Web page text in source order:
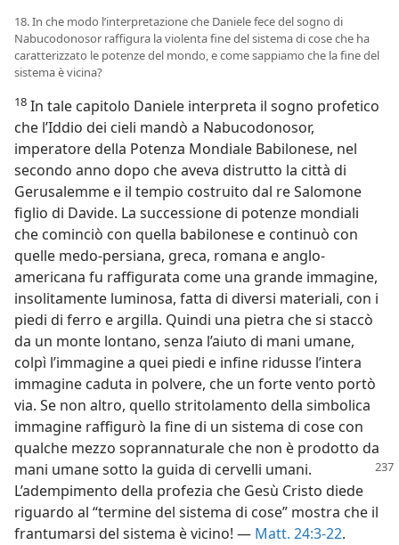
18. In che modo l’interpretazione che Daniele fece del sogno di
Nabucodonosor raffigura la violenta fine del sistema di cose che ha
caratterizzato le potenze del mondo, e come sappiamo che la fine del
sistema è vicina?
18 In tale capitolo Daniele interpreta il sogno profetico
che l’Iddio dei cieli mandò a Nabucodonosor,
imperatore della Potenza Mondiale Babilonese, nel
secondo anno dopo che aveva distrutto la città di
Gerusalemme e il tempio costruito dal re Salomone
figlio di Davide. La successione di potenze mondiali
che cominciò con quella babilonese e continuò con
quelle medo-persiana, greca, romana e anglo-
americana fu raffigurata come una grande immagine,
insolitamente luminosa, fatta di diversi materiali, con i
piedi di ferro e argilla. Quindi una pietra che si staccò
da un monte lontano, senza l’aiuto di mani umane,
colpì l’immagine a quei piedi e infine ridusse l’intera
immagine caduta in polvere, che un forte vento portò
via. Se non altro, quello stritolamento della simbolica
immagine raffigurò la fine di un sistema di cose con
qualche mezzo soprannaturale che non è prodotto da
mani umane sotto la guida di cervelli umani.
L’adempimento della profezia che Gesù Cristo diede
riguardo al “termine del sistema di cose” mostra che il
frantumarsi del sistema è vicino! — Matt. 24:3-22.